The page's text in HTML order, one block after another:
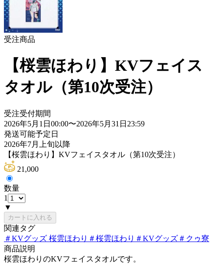
受注商品
【桜雲ほわり】KVフェイス
タオル（第10次受注）
受注受付期間
2026年5月1日00:00〜2026年5月31日23:59
発送可能予定日
2026年7月上旬以降
【桜雲ほわり】KVフェイスタオル（第10次受注）
21,000
数量
1
▼
カートに入れる
関連タグ
＃KVグッズ 桜雲ほわり ＃桜雲ほわり ＃KVグッズ＃ クゥ寮
商品説明
桜雲ほわりのKVフェイスタオルです。